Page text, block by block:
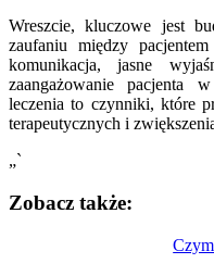
Wreszcie, kluczowe jest
zaufaniu między
komunikacja, jasne
zaangażowanie pacjenta
leczenia to czynniki, które
terapeutycznych i
„`
Zobacz także: